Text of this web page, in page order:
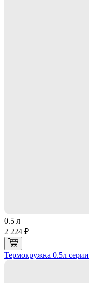
0.5 л
2 224 ₽
Термокружка 0.5л